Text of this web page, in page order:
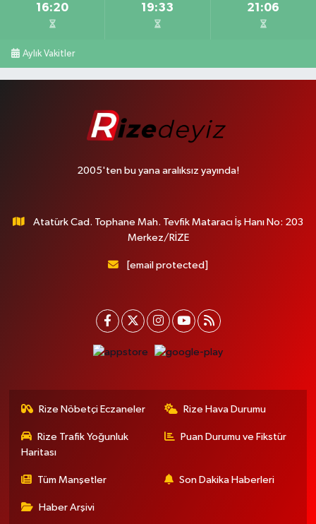
16:20 19:33 21:06
Aylık Vakitler
2005'ten bu yana aralıksız yayında!
Atatürk Cad. Tophane Mah. Tevfik Mataracı İş Hanı No: 203
Merkez/RİZE
[email protected]
Rize Nöbetçi Eczaneler Rize Hava Durumu
Rize Trafik Yoğunluk
Haritası
Puan Durumu ve Fikstür
Tüm Manşetler Son Dakika Haberleri
Haber Arşivi